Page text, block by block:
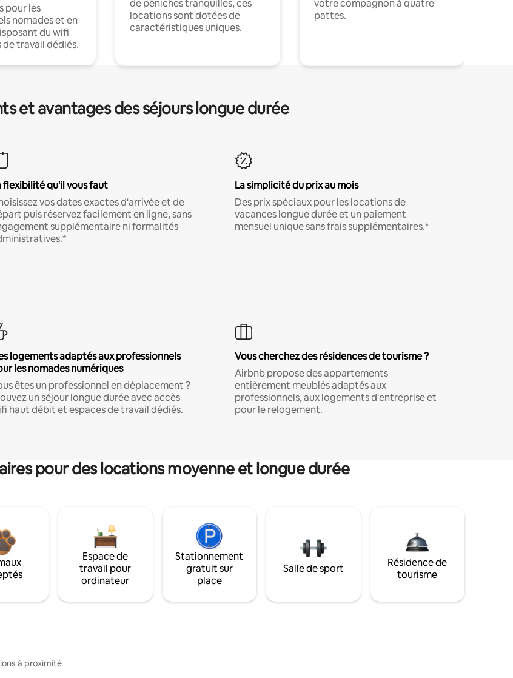
pour les
nomades et en
du wifi
de travail dédiés.
de péniches tranquilles, ces
locations sont dotées de
caractéristiques uniques.
votre compagnon à quatre
pattes.
et avantages des séjours longue durée
flexibilité qu'il vous faut
vos dates exactes d'arrivée et de
puis réservez facilement en ligne, sans
supplémentaire ni formalités
La simplicité du prix au mois
Des prix spéciaux pour les locations de
vacances longue durée et un paiement
mensuel unique sans frais supplémentaires.*
logements adaptés aux professionnels
les nomades numériques
êtes un professionnel en déplacement ?
un séjour longue durée avec accès
haut débit et espaces de travail dédiés.
Vous cherchez des résidences de tourisme ?
Airbnb propose des appartements
entièrement meublés adaptés aux
professionnels, aux logements d'entreprise et
pour le relogement.
pour des locations moyenne et longue durée
Espace de
travail pour
ordinateur
Stationnement
gratuit sur
place
Salle de sport
Résidence de
tourisme
à proximité